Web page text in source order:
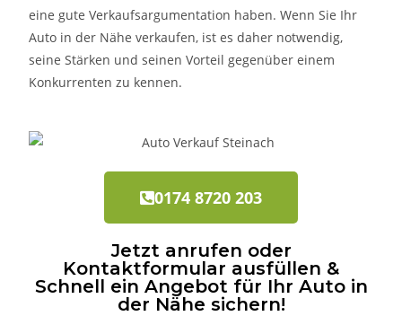
eine gute Verkaufsargumentation haben. Wenn Sie Ihr
Auto in der Nähe verkaufen, ist es daher notwendig,
seine Stärken und seinen Vorteil gegenüber einem
Konkurrenten zu kennen.
0174 8720 203
Jetzt anrufen oder
Kontaktformular ausfüllen &
Schnell ein Angebot für Ihr Auto in
der Nähe sichern!